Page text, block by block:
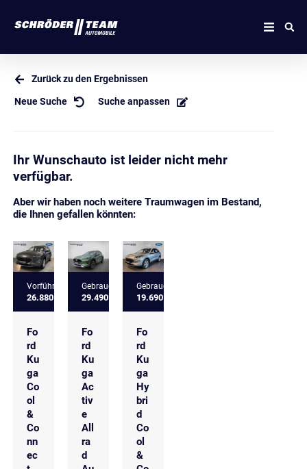
Zurück zu den Ergebnissen
Neue Suche Suche anpassen
Ihr Wunschauto ist leider nicht mehr
verfügbar.
Aber wir haben noch weitere Traumwagen im Bestand,
die Ihnen gefallen könnten:
Vorführfahrzeug
26.880 €
Fo
rd
Ku
ga
Co
ol
&
Co
nn
ec
Gebrauchtfahrzeug
29.490 €
Fo
rd
Ku
ga
Ac
tiv
e
All
ra
d
Gebrauchtfahrzeug
19.690 €
Fo
rd
Ku
ga
Hy
bri
d
Co
ol
&